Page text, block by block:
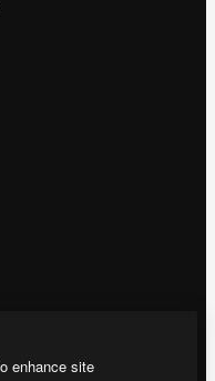
enhance site